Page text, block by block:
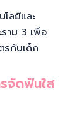
ลยีและ
าม 3 เพื่อ
รกับเด็ก
จัดฟันใส